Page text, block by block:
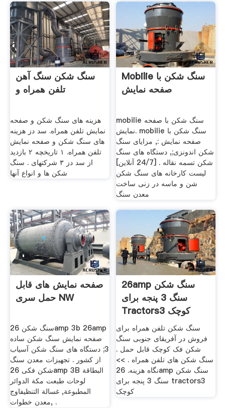
سنگ شکن سنگ آهن
تلفن همراه و
هزینه های سنگ شکن و صفحه
نمایش تلفن همراه. سد دز هزینه
های سنگ شکن و صفحه نمایش
تلفن همراه. ۱ تاریخچه ۲ بازدید
از سد دز ۳ شرکتهای . سنگ
شکن ها و انواع آنها
Mobilie سنگ شکن با
صفحه نمایش
mobilie سنگ شکن با صفحه
نمایش. mobilie سنگ شکن با
صفحه نمایش :, مزایای سنگ
شکن اندونزی;, دستگاه های سنگ
شکن تسمه نقاله . [24/7 آنلاین]
لیست کارخانه های سنگ شکن
شن و ماسه در زنی ساخت
معدن سنگ
صفحه نمایش های قابل
حمل سری NW
سنگ شکن 26amp 3b 26amp
صفحه نمایش سنگ شکن ساده
3; دستگاه های سنگ شکن آسیاب
از کشور . تجهیزات معدن سنگ
شکن فکی 26amp 3B البطاقة
لوحات طبعت مكة الدوائر
المطبوعة, غسالة التنظيفاوج
معدن خطوات, .
26amp سنگ شکن
سنگ 3 پنجه برای
Tractors3 کوچک
سنگ شکن تلفن همراه برای
فروش در آفریقای جنوبی سنگ
شکن فک کوچک قابل حمل .
سنگ شکن های تلفن همراه . >>
نگاه هزینه. 26amp سنگ شکن
سنگ 3 پنجه برای tractors3
کوچک